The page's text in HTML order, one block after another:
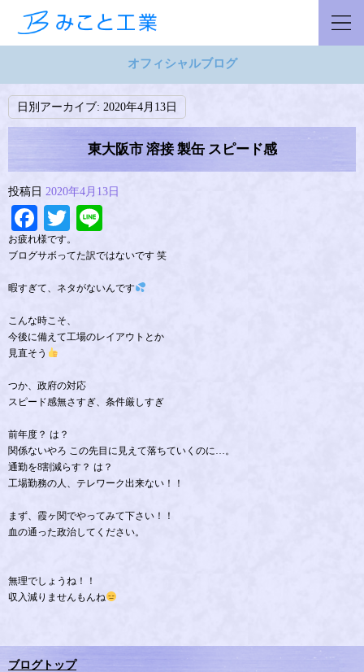
オフィシャルブログ
日別アーカイブ: 2020年4月13日
東大阪市 溶接 製缶 スピード感
投稿日 2020年4月13日
Facebook
Twitter
お疲れ様です。
ブログサボってた訳ではないです 笑
暇すぎて、ネタがないんです
こんな時こそ、
今後に備えて工場のレイアウトとか
見直そう
つか、政府の対応
スピード感無さすぎ、条件厳しすぎ
前年度？ は？
関係ないやろ この先目に見えて落ちていくのに…。
通勤を8割減らす？ は？
工場勤務の人、テレワーク出来ない！！
まず、霞ヶ関でやってみて下さい！！
血の通った政治してください。
無理でしょうね！！
収入減りませんもんね
ブログトップ